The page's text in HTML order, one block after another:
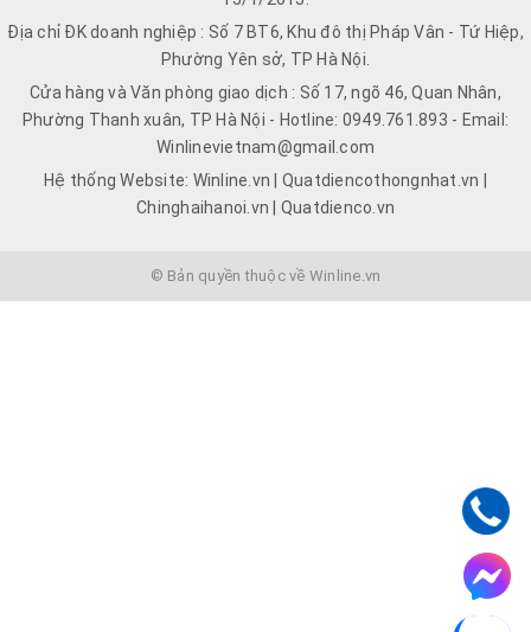
Địa chỉ ĐK doanh nghiệp : Số 7 BT6, Khu đô thị Pháp Vân - Tứ Hiệp,
Phường Yên sở, TP Hà Nội.
Cửa hàng và Văn phòng giao dịch : Số 17, ngõ 46, Quan Nhân,
Phường Thanh xuân, TP Hà Nội - Hotline: 0949.761.893 - Email:
Winlinevietnam@gmail.com
Hệ thống Website: Winline.vn | Quatdiencothongnhat.vn |
Chinghaihanoi.vn | Quatdienco.vn
© Bản quyền thuộc về Winline.vn